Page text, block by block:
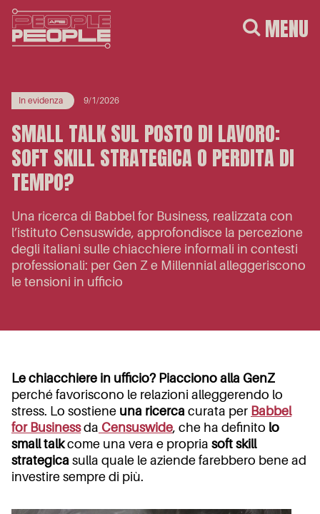
MENU
In evidenza 9/1/2026
SMALL TALK SUL POSTO DI LAVORO:
SOFT SKILL STRATEGICA O PERDITA DI
TEMPO?
Una ricerca di Babbel for Business, realizzata con
l’istituto Censuswide, approfondisce la percezione
degli italiani sulle chiacchiere informali in contesti
professionali: per Gen Z e Millennial alleggeriscono
le tensioni in ufficio
Le chiacchiere in ufficio? Piacciono alla GenZ
perché favoriscono le relazioni alleggerendo lo
stress. Lo sostiene una ricerca curata per Babbel
for Businessda Censuswide, che ha definito lo
small talkcome una vera e propria soft skill
strategica sulla quale le aziende farebbero bene ad
investire sempre di più.